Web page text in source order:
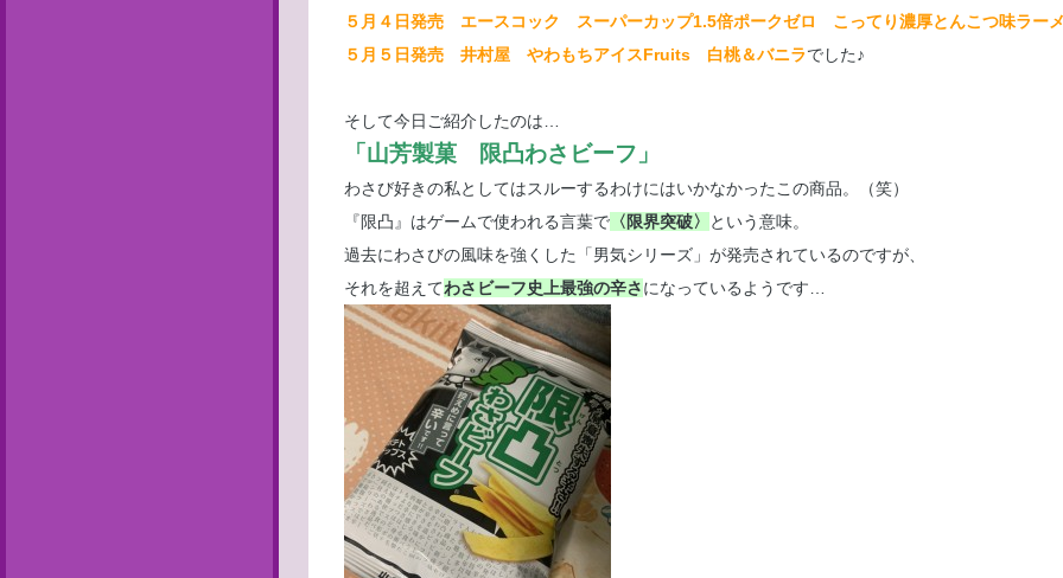
５月４日発売 エースコック スーパーカップ1.5倍ポークゼロ こってり濃厚とんこつ味ラー
５月５日発売 井村屋 やわもちアイスFruits 白桃＆バニラでした♪
そして今日ご紹介したのは…
「山芳製菓 限凸わさビーフ」
わさび好きの私としてはスルーするわけにはいかなかったこの商品。（笑）
『限凸』はゲームで使われる言葉で 〈限界突破〉
という意味。
過去にわさびの風味を強くした「男気シリーズ」が発売されているのですが、
それを超えてわさビーフ史上最強の辛さになっているようです…